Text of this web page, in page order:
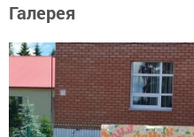
Галерея